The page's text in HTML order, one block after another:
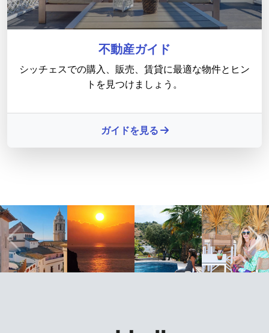
不動産ガイド
シッチェスでの購入、販売、賃貸に最適な物件とヒン
トを見つけましょう。
ガイドを見る